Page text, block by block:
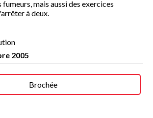
mais aussi des exercices
à deux.
2005
Brochée